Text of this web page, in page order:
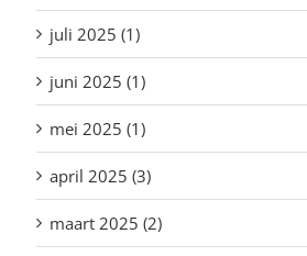
juli 2025 (1)
juni 2025 (1)
mei 2025 (1)
april 2025 (3)
maart 2025 (2)